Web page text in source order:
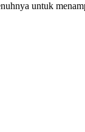
untuk